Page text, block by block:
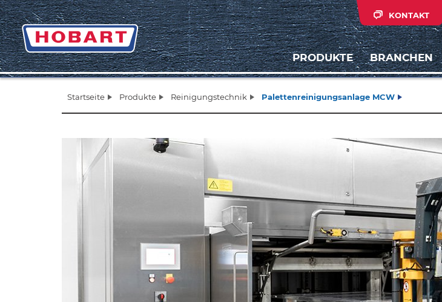
KONTAKT
PRODUKTE BRANCHEN
Startseite Produkte Reinigungstechnik Palettenreinigungsanlage MCW